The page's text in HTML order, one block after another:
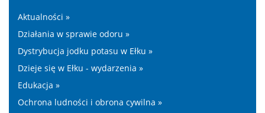
Aktualności »
Działania w sprawie odoru »
Dystrybucja jodku potasu w Ełku »
Dzieje się w Ełku - wydarzenia »
Edukacja »
Ochrona ludności i obrona cywilna »